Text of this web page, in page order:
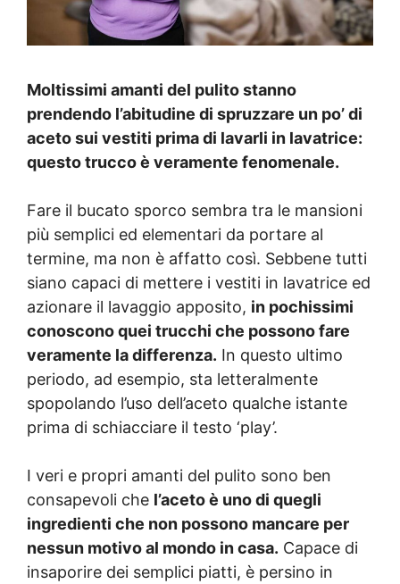
Moltissimi amanti del pulito stanno
prendendo l’abitudine di spruzzare un po’ di
aceto sui vestiti prima di lavarli in lavatrice:
questo trucco è veramente fenomenale.
Fare il bucato sporco sembra tra le mansioni
più semplici ed elementari da portare al
termine, ma non è affatto così. Sebbene tutti
siano capaci di mettere i vestiti in lavatrice ed
azionare il lavaggio apposito, in pochissimi
conoscono quei trucchi che possono fare
veramente la differenza. In questo ultimo
periodo, ad esempio, sta letteralmente
spopolando l’uso dell’aceto qualche istante
prima di schiacciare il testo ‘play’.
I veri e propri amanti del pulito sono ben
consapevoli che l’aceto è uno di quegli
ingredienti che non possono mancare per
nessun motivo al mondo in casa. Capace di
insaporire dei semplici piatti, è persino in